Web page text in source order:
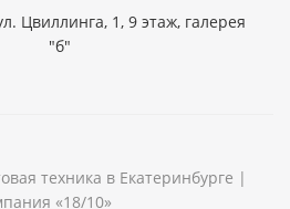
Цвиллинга, 1, 9 этаж, галерея
"б"
техника в Екатеринбурге |
«18/10»